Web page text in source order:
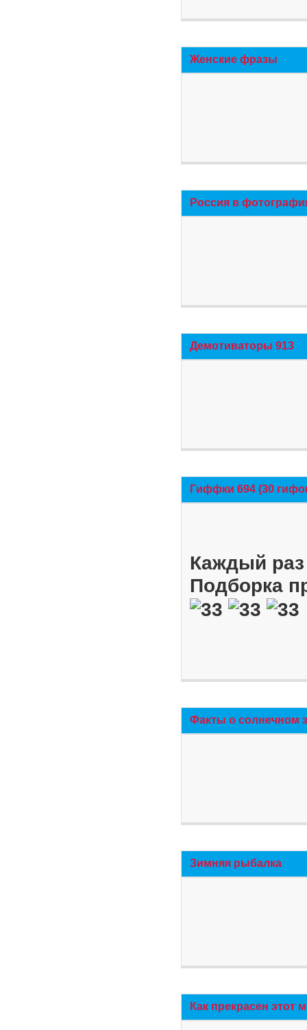
Женские фразы
Россия в
Демотиваторы 913
Гиффки 694 (30
Каждый
Подборка
Факты о солнечном
Зимняя рыбалка
Как прекрасен этот